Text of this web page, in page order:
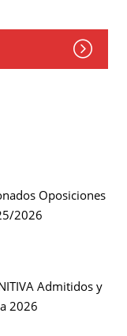
Oposiciones
2026
Admitidos y
2026